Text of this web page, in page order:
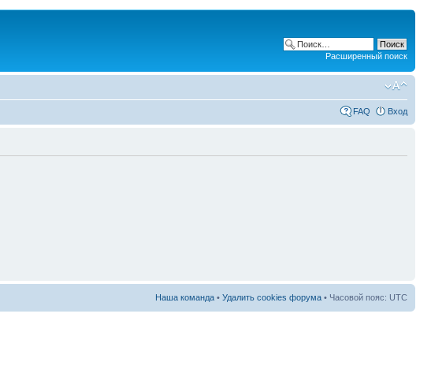
Расширенный поиск
FAQ Вход
Наша команда • Удалить cookies форума • Часовой пояс: UTC